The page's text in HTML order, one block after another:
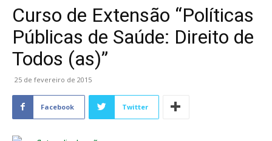
Curso de Extensão “Políticas
Públicas de Saúde: Direito de
Todos (as)”
25 de fevereiro de 2015
Facebook Twitter